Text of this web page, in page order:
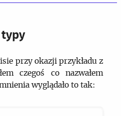
typy
przy okazji przykładu z
czegoś co nazwałem
wyglądało to tak: